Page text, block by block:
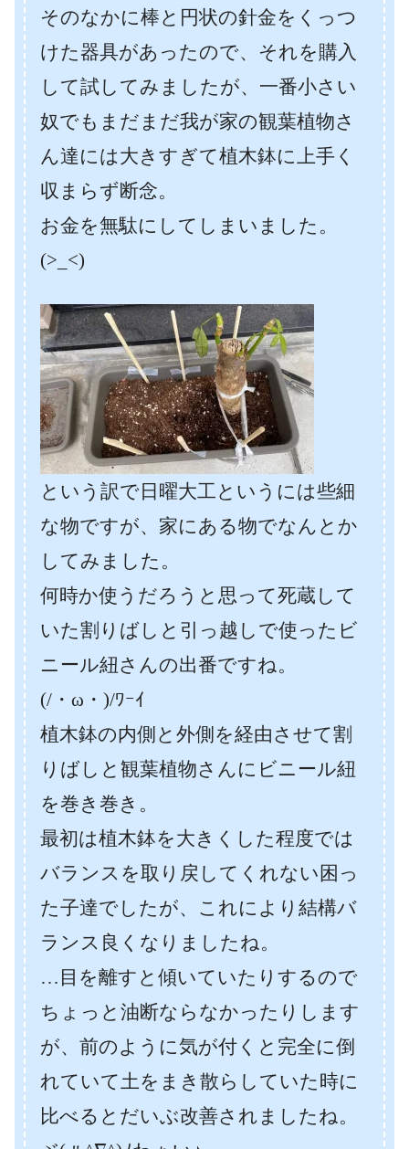
そのなかに棒と円状の針金をくっつ
けた器具があったので、それを購入
して試してみましたが、一番小さい
奴でもまだまだ我が家の観葉植物さ
ん達には大きすぎて植木鉢に上手く
収まらず断念。
お金を無駄にしてしまいました。
(>_<)
という訳で日曜大工というには些細
な物ですが、家にある物でなんとか
してみました。
何時か使うだろうと思って死蔵して
いた割りばしと引っ越しで使ったビ
ニール紐さんの出番ですね。
(/・ω・)/ﾜｰｲ
植木鉢の内側と外側を経由させて割
りばしと観葉植物さんにビニール紐
を巻き巻き。
最初は植木鉢を大きくした程度では
バランスを取り戻してくれない困っ
た子達でしたが、これにより結構バ
ランス良くなりましたね。
…目を離すと傾いていたりするので
ちょっと油断ならなかったりします
が、前のように気が付くと完全に倒
れていて土をまき散らしていた時に
比べるとだいぶ改善されましたね。